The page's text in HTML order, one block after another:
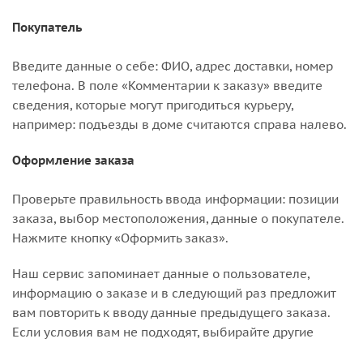
Покупатель
Введите данные о себе: ФИО, адрес доставки, номер
телефона. В поле «Комментарии к заказу» введите
сведения, которые могут пригодиться курьеру,
например: подъезды в доме считаются справа налево.
Оформление заказа
Проверьте правильность ввода информации: позиции
заказа, выбор местоположения, данные о покупателе.
Нажмите кнопку «Оформить заказ».
Наш сервис запоминает данные о пользователе,
информацию о заказе и в следующий раз предложит
вам повторить к вводу данные предыдущего заказа.
Если условия вам не подходят, выбирайте другие